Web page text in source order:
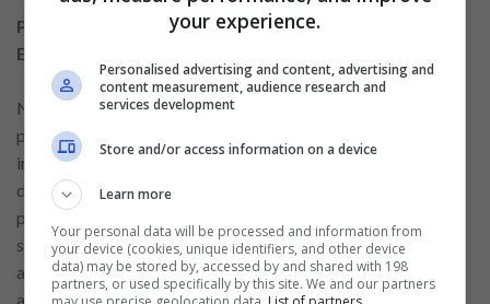
Planificación Financiera: La Base para una Buena
Elección
Ninguna decisión crediticia debe tomarse sin una adecuada
planificación financiera. Esto incluye el análisis de los
ingresos mensuales, los gastos fijos y variables y el margen
disponible para asumir nuevas obligaciones. Una buena
planificación te permite saber cuánto puedes comprometer
sin comprometer tu equilibrio financiero y evitar
arrepentimientos futuros. Los préstamos pueden ser un
aliado, pero deben usarse con responsabilidad.
your experience.
Personalised advertising and content, advertising and
content measurement, audience research and
services development
Store and/or access information on a device
Learn more
Your personal data will be processed and information from
your device (cookies, unique identifiers, and other device
data) may be stored by, accessed by and shared with 198
partners, or used specifically by this site. We and our partners